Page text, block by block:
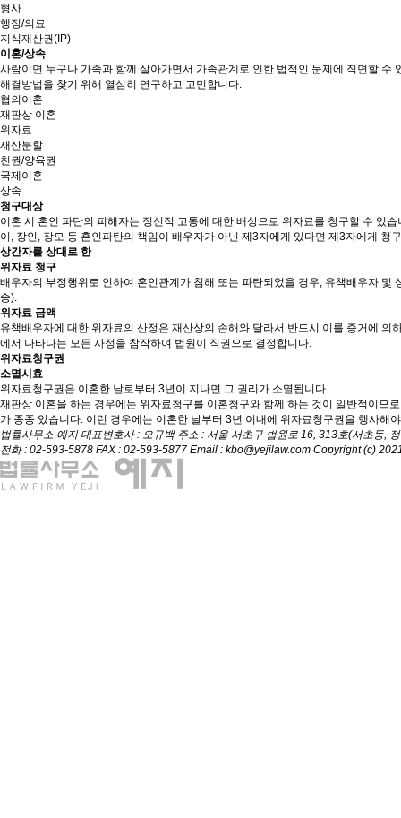
형사
행정/의료
지식재산권(IP)
이혼/상속
사람이면 누구나 가족과 함께 살아가면서 가족관계로 인한 법적인 문제에 직면할 수
해결방법을 찾기 위해 열심히 연구하고 고민합니다.
협의이혼
재판상 이혼
위자료
재산분할
친권/양육권
국제이혼
상속
청구대상
이혼 시 혼인 파탄의 피해자는 정신적 고통에 대한 배상으로 위자료를 청구할 수 있
이, 장인, 장모 등 혼인파탄의 책임이 배우자가 아닌 제3자에게 있다면 제3자에게 청
상간자를 상대로 한
위자료 청구
배우자의 부정행위로 인하여 혼인관계가 침해 또는 파탄되었을 경우, 유책배우자
송).
위자료 금액
유책배우자에 대한 위자료의 산정은 재산상의 손해와 달라서 반드시 이를 증거에
에서 나타나는 모든 사정을 참작하여 법원이 직권으로 결정합니다.
위자료청구권
소멸시효
위자료청구권은 이혼한 날로부터 3년이 지나면 그 권리가 소멸됩니다.
재판상 이혼을 하는 경우에는 위자료청구를 이혼청구와 함께 하는 것이 일반적이므
가 종종 있습니다. 이런 경우에는 이혼한 날부터 3년 이내에 위자료청구권을 행사해
법률사무소 예지 대표변호사 : 오규백 주소 : 서울 서초구 법원로 16, 313호(서초동,
전화 : 02-593-5878 FAX : 02-593-5877 Email : kbo@yejilaw.com Copyright (c)